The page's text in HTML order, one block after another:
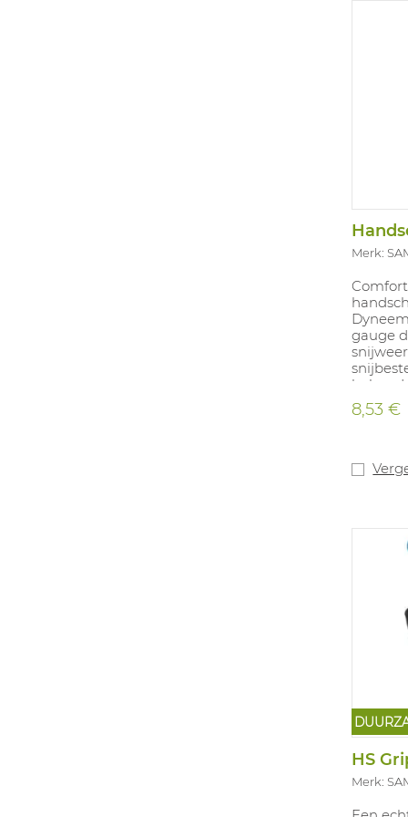
blijven.
zoals
Merk:
gauge
behoud
droge
maten:
8,53 €
Merk: